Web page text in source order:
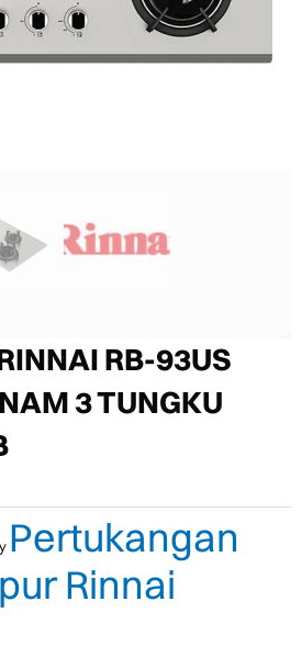
RB-93US
3 TUNGKU
Pertukangan
Rinnai